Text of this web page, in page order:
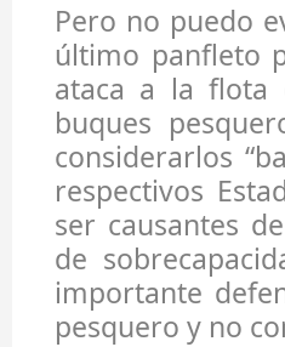
Pero no puedo
último panfleto
ataca a la flota
buques
considerarlos
respectivos
ser causantes
de
importante
pesquero y no